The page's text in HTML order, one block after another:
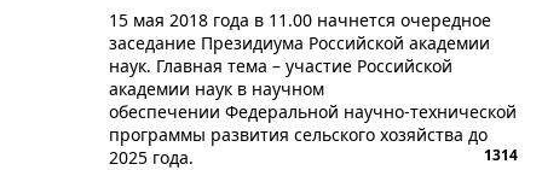
​15 мая 2018 года в 11.00 начнется очередное
заседание Президиума Российской академии
наук. Главная тема – участие Российской
академии наук в научном
обеспечении Федеральной научно-технической
программы развития сельского хозяйства до
2025 года.
1314